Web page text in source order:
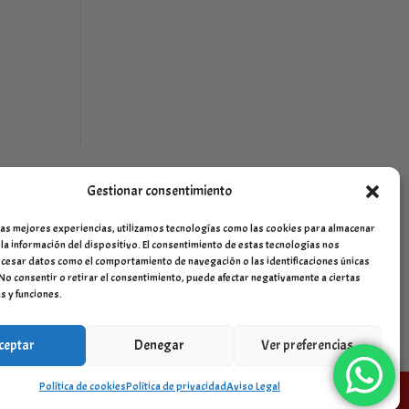
Gestionar consentimiento
mejores experiencias, utilizamos tecnologías como las cookies para almacenar
información del dispositivo. El consentimiento de estas tecnologías nos
datos como el comportamiento de navegación o las identificaciones únicas
consentir o retirar el consentimiento, puede afectar negativamente a ciertas
y funciones.
Denegar Ver preferencias
Política de cookiesPolítica de privacidadAviso Legal